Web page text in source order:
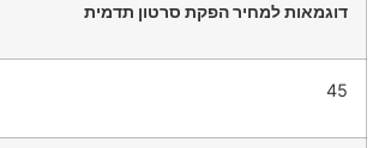
דוגמאות למחיר הפקת סרטון תדמית
45